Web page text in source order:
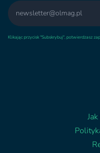
Email
Klikając przycisk "Subskrybuj", potwierdzasz